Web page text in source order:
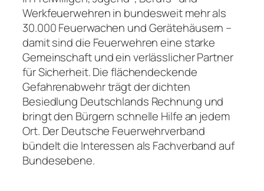
Werkfeuerwehren in bundesweit mehr als
30.000 Feuerwachen und Gerätehäusern –
damit sind die Feuerwehren eine starke
Gemeinschaft und ein verlässlicher Partner
für Sicherheit. Die flächendeckende
Gefahrenabwehr trägt der dichten
Besiedlung Deutschlands Rechnung und
bringt den Bürgern schnelle Hilfe an jedem
Ort. Der Deutsche Feuerwehrverband
bündelt die Interessen als Fachverband auf
Bundesebene.